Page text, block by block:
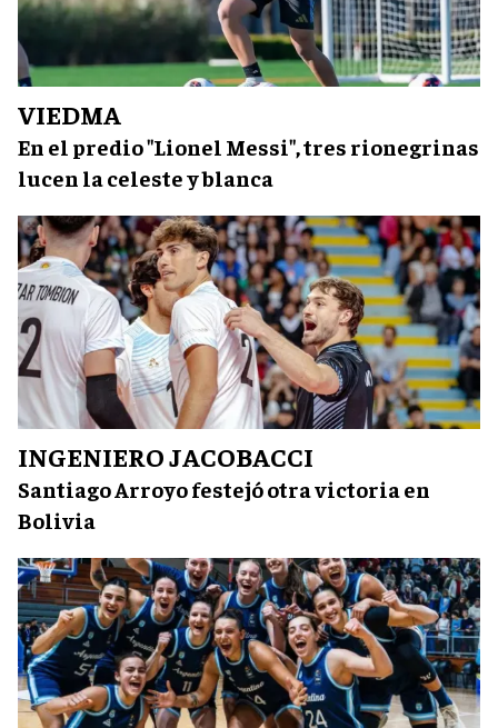
VIEDMA
En el predio "Lionel Messi", tres rionegrinas
lucen la celeste y blanca
INGENIERO JACOBACCI
Santiago Arroyo festejó otra victoria en
Bolivia